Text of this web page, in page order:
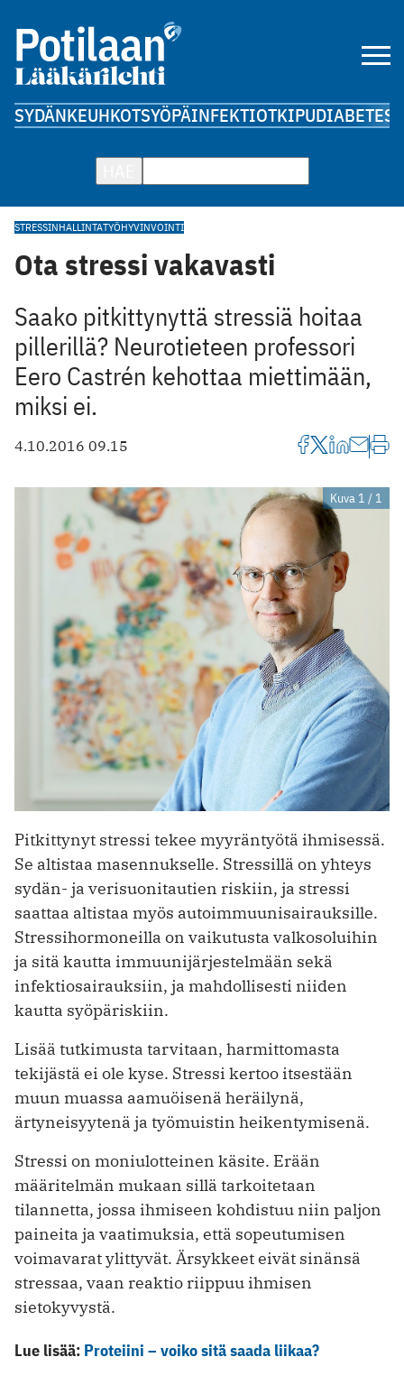
SYDÄNKEUHKOTSYÖPÄINFEKTIOTKIPUDIABETES
STRESSINHALLINTATYÖHYVINVOINTI
Ota stressi vakavasti
Saako pitkittynyttä stressiä hoitaa
pillerillä? Neurotieteen professori
Eero Castrén kehottaa miettimään,
miksi ei.
4.10.2016 09.15
Kuva 1 / 1
Pitkittynyt stressi tekee myyräntyötä ihmisessä.
Se altistaa masennukselle. Stressillä on yhteys
sydän- ja verisuonitautien riskiin, ja stressi
saattaa altistaa myös autoimmuunisairauksille.
Stressihormoneilla on vaikutusta valko­soluihin
ja sitä kautta immuunijärjestelmään sekä
infektiosairauksiin, ja mahdollisesti niiden
kautta syöpäriskiin.
Lisää tutkimusta tarvitaan, harmittomasta
tekijästä ei ole kyse. Stressi kertoo itsestään
muun muassa aamuöisenä heräilynä,
ärtyneisyytenä ja työmuistin heikentymisenä.
Stressi on moniulotteinen käsite. Erään
määritelmän mukaan sillä tarkoitetaan
tilannetta, jossa ihmiseen kohdistuu niin paljon
paineita ja vaatimuksia, että sopeutumisen
voimavarat ylittyvät. Ärsykkeet eivät sinänsä
stressaa, vaan reaktio riippuu ihmisen
sietokyvystä.
Lue lisää: Proteiini – voiko sitä saada liikaa?